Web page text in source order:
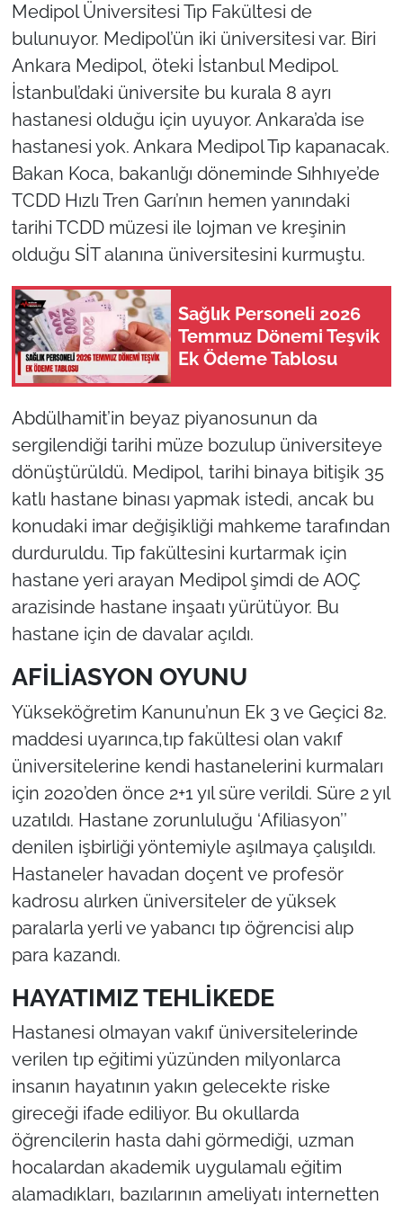
Medipol Üniversitesi Tıp Fakültesi de
bulunuyor. Medipol’ün iki üniversitesi var. Biri
Ankara Medipol, öteki İstanbul Medipol.
İstanbul’daki üniversite bu kurala 8 ayrı
hastanesi olduğu için uyuyor. Ankara’da ise
hastanesi yok. Ankara Medipol Tıp kapanacak.
Bakan Koca, bakanlığı döneminde Sıhhıye’de
TCDD Hızlı Tren Garı’nın hemen yanındaki
tarihi TCDD müzesi ile lojman ve kreşinin
olduğu SİT alanına üniversitesini kurmuştu.
Sağlık Personeli 2026
Temmuz Dönemi Teşvik
Ek Ödeme Tablosu
Abdülhamit’in beyaz piyanosunun da
sergilendiği tarihi müze bozulup üniversiteye
dönüştürüldü. Medipol, tarihi binaya bitişik 35
katlı hastane binası yapmak istedi, ancak bu
konudaki imar değişikliği mahkeme tarafından
durduruldu. Tıp fakültesini kurtarmak için
hastane yeri arayan Medipol şimdi de AOÇ
arazisinde hastane inşaatı yürütüyor. Bu
hastane için de davalar açıldı.
AFİLİASYON OYUNU
Yükseköğretim Kanunu’nun Ek 3 ve Geçici 82.
maddesi uyarınca,tıp fakültesi olan vakıf
üniversitelerine kendi hastanelerini kurmaları
için 2020’den önce 2+1 yıl süre verildi. Süre 2 yıl
uzatıldı. Hastane zorunluluğu ‘Afiliasyon’’
denilen işbirliği yöntemiyle aşılmaya çalışıldı.
Hastaneler havadan doçent ve profesör
kadrosu alırken üniversiteler de yüksek
paralarla yerli ve yabancı tıp öğrencisi alıp
para kazandı.
HAYATIMIZ TEHLİKEDE
Hastanesi olmayan vakıf üniversitelerinde
verilen tıp eğitimi yüzünden milyonlarca
insanın hayatının yakın gelecekte riske
gireceği ifade ediliyor. Bu okullarda
öğrencilerin hasta dahi görmediği, uzman
hocalardan akademik uygulamalı eğitim
alamadıkları, bazılarının ameliyatı internetten